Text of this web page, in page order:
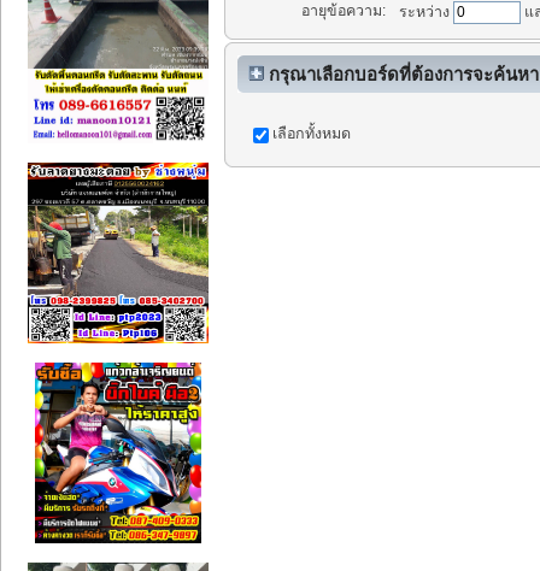
อายุข้อความ:
ระหว่าง แ
กรุณาเลือกบอร์ดที่ต้องการจะค้นห
เลือกทั้งหมด